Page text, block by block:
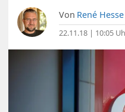
Von René Hesse
22.11.18 | 10:05